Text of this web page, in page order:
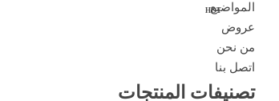
المواضيع
عروض
HOT
من نحن
اتصل بنا
تصنيفات المنتجات